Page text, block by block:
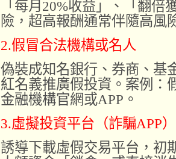
「每月20%收益」、「翻
險，超高報酬通常伴隨高風
2.假冒合法機構或名人
偽裝成知名銀行、券商、基
紅名義推廣假投資。案例：
金融機構官網或APP。
3.虛擬投資平台（詐騙APP）
誘導下載虛假交易平台，初